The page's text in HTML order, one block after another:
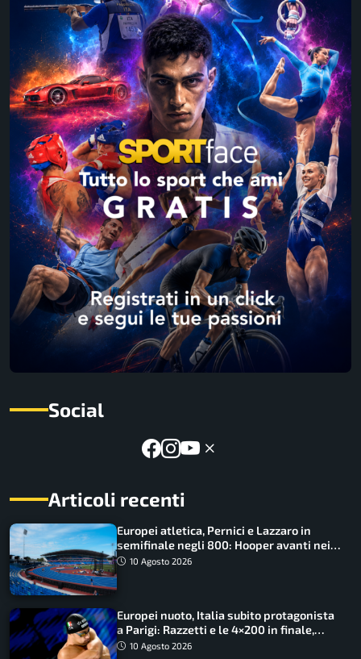
Social
Articoli recenti
Europei atletica, Pernici e Lazzaro in
semifinale negli 800: Hooper avanti nei
100, fuori Tecuceanu
10 Agosto 2026
Europei nuoto, Italia subito protagonista
a Parigi: Razzetti e le 4×200 in finale,
Quadarella domina gli 800
10 Agosto 2026